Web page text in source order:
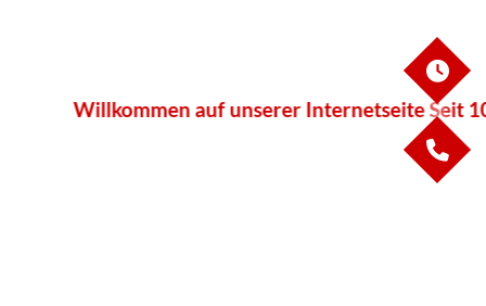
Willkommen auf unserer Internetseite Seit 10